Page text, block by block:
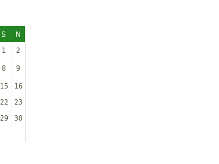
S
N
1
2
8
9
15
16
22
23
29
30